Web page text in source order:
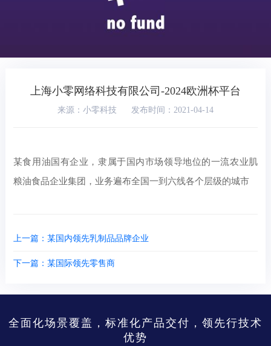
上海小零网络科技有限公司-2024欧洲杯平台
来源：小零科技 发布时间：2021-04-14
某食用油国有企业，隶属于国内市场领导地位的一流农业肌
粮油食品企业集团，业务遍布全国一到六线各个层级的城市
上一篇：某国内领先乳制品品牌企业
下一篇：某国际领先零售商
全面化场景覆盖，标准化产品交付，领先行技术
优势